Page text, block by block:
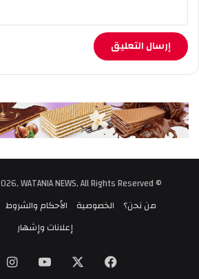
© Copyright 2009 - 2026, WATANIA NEWS, All Rights Reserved
من نحن؟
الخصوصية الأحكام والشروط
إعلانات وإشهار
فيسبوك ‫YouTube